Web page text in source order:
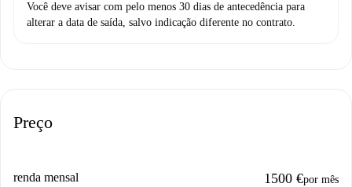
Você deve avisar com pelo menos 30 dias de antecedência para
alterar a data de saída, salvo indicação diferente no contrato.
Preço
renda mensal 1500 €por mês